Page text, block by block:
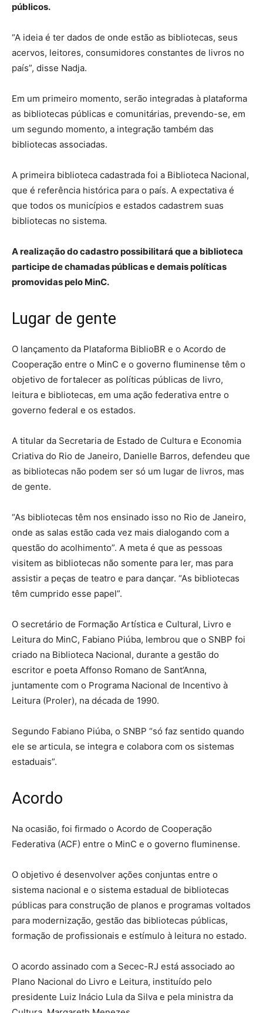
públicos.
“A ideia é ter dados de onde estão as bibliotecas, seus
acervos, leitores, consumidores constantes de livros no
país”, disse Nadja.
Em um primeiro momento, serão integradas à plataforma
as bibliotecas públicas e comunitárias, prevendo-se, em
um segundo momento, a integração também das
bibliotecas associadas.
A primeira biblioteca cadastrada foi a Biblioteca Nacional,
que é referência histórica para o país. A expectativa é
que todos os municípios e estados cadastrem suas
bibliotecas no sistema.
A realização do cadastro possibilitará que a biblioteca
participe de chamadas públicas e demais políticas
promovidas pelo MinC.
Lugar de gente
O lançamento da Plataforma BiblioBR e o Acordo de
Cooperação entre o MinC e o governo fluminense têm o
objetivo de fortalecer as políticas públicas de livro,
leitura e bibliotecas, em uma ação federativa entre o
governo federal e os estados.
A titular da Secretaria de Estado de Cultura e Economia
Criativa do Rio de Janeiro, Danielle Barros, defendeu que
as bibliotecas não podem ser só um lugar de livros, mas
de gente.
“As bibliotecas têm nos ensinado isso no Rio de Janeiro,
onde as salas estão cada vez mais dialogando com a
questão do acolhimento”. A meta é que as pessoas
visitem as bibliotecas não somente para ler, mas para
assistir a peças de teatro e para dançar. “As bibliotecas
têm cumprido esse papel”.
O secretário de Formação Artística e Cultural, Livro e
Leitura do MinC, Fabiano Piúba, lembrou que o SNBP foi
criado na Biblioteca Nacional, durante a gestão do
escritor e poeta Affonso Romano de Sant’Anna,
juntamente com o Programa Nacional de Incentivo à
Leitura (Proler), na década de 1990.
Segundo Fabiano Piúba, o SNBP “só faz sentido quando
ele se articula, se integra e colabora com os sistemas
estaduais”.
Acordo
Na ocasião, foi firmado o Acordo de Cooperação
Federativa (ACF) entre o MinC e o governo fluminense.
O objetivo é desenvolver ações conjuntas entre o
sistema nacional e o sistema estadual de bibliotecas
públicas para construção de planos e programas voltados
para modernização, gestão das bibliotecas públicas,
formação de profissionais e estímulo à leitura no estado.
O acordo assinado com a Secec-RJ está associado ao
Plano Nacional do Livro e Leitura, instituído pelo
presidente Luiz Inácio Lula da Silva e pela ministra da